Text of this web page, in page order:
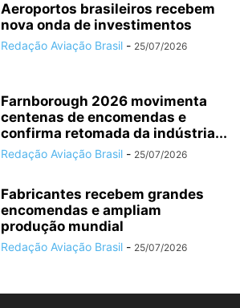
Aeroportos brasileiros recebem
nova onda de investimentos
Redação Aviação Brasil - 25/07/2026
Farnborough 2026 movimenta
centenas de encomendas e
confirma retomada da indústria...
Redação Aviação Brasil - 25/07/2026
Fabricantes recebem grandes
encomendas e ampliam
produção mundial
Redação Aviação Brasil - 25/07/2026